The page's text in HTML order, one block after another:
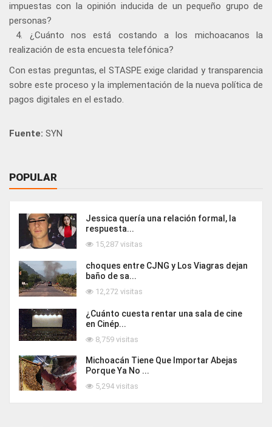
impuestas con la opinión inducida de un pequeño grupo de
personas?
4. ¿Cuánto nos está costando a los michoacanos la
realización de esta encuesta telefónica?
Con estas preguntas, el STASPE exige claridad y transparencia
sobre este proceso y la implementación de la nueva política de
pagos digitales en el estado.
Fuente: SYN
POPULAR
Jessica quería una relación formal, la
respuesta...
15,287 visitas
choques entre CJNG y Los Viagras dejan
baño de sa...
12,272 visitas
¿Cuánto cuesta rentar una sala de cine
en Cinép...
8,759 visitas
Michoacán Tiene Que Importar Abejas
Porque Ya No ...
5,294 visitas